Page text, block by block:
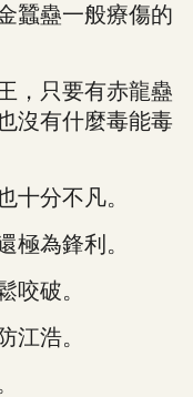
蠱一般療傷的
只要有赤龍蠱
沒有什麼毒能毒
分不凡。
為鋒利。
破。
浩。